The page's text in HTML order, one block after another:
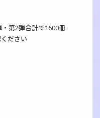
第2弾合計で1600冊
ださい